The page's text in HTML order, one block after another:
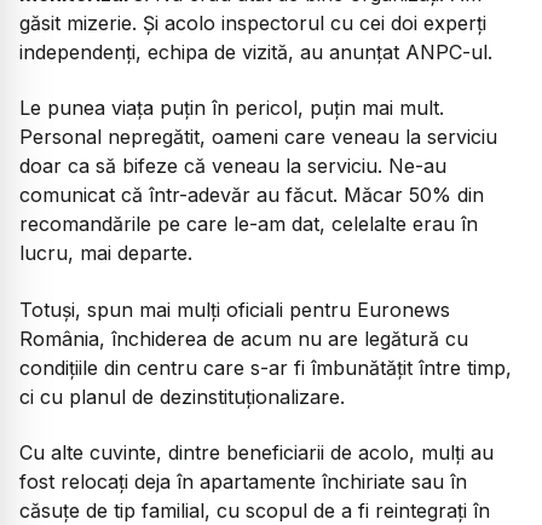
găsit mizerie. Și acolo inspectorul cu cei doi experți
independenți, echipa de vizită, au anunțat ANPC-ul.
Le punea viața puțin în pericol, puțin mai mult.
Personal nepregătit, oameni care veneau la serviciu
doar ca să bifeze că veneau la serviciu. Ne-au
comunicat că într-adevăr au făcut. Măcar 50% din
recomandările pe care le-am dat, celelalte erau în
lucru, mai departe.
Totuși, spun mai mulți oficiali pentru Euronews
România, închiderea de acum nu are legătură cu
condițiile din centru care s-ar fi îmbunătățit între timp,
ci cu planul de dezinstituționalizare.
Cu alte cuvinte, dintre beneficiarii de acolo, mulți au
fost relocați deja în apartamente închiriate sau în
căsuțe de tip familial, cu scopul de a fi reintegrați în